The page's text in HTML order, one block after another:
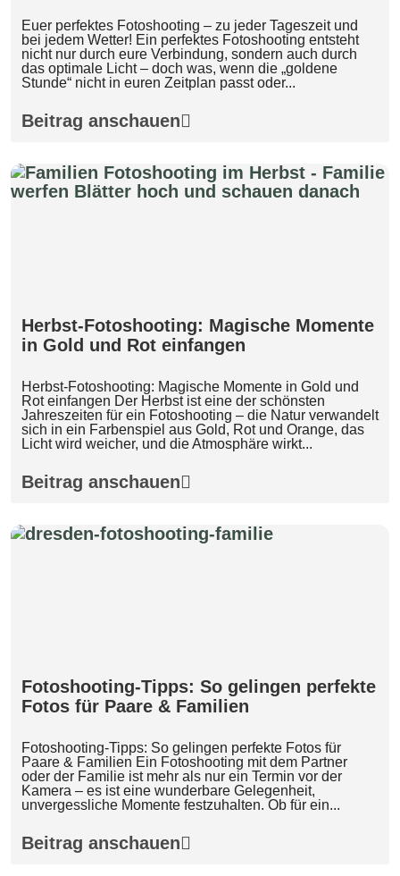
Euer perfektes Fotoshooting – zu jeder Tageszeit und
bei jedem Wetter! Ein perfektes Fotoshooting entsteht
nicht nur durch eure Verbindung, sondern auch durch
das optimale Licht – doch was, wenn die „goldene
Stunde“ nicht in euren Zeitplan passt oder...
Beitrag anschauen
Herbst-Fotoshooting: Magische Momente
in Gold und Rot einfangen
Herbst-Fotoshooting: Magische Momente in Gold und
Rot einfangen Der Herbst ist eine der schönsten
Jahreszeiten für ein Fotoshooting – die Natur verwandelt
sich in ein Farbenspiel aus Gold, Rot und Orange, das
Licht wird weicher, und die Atmosphäre wirkt...
Beitrag anschauen
Fotoshooting-Tipps: So gelingen perfekte
Fotos für Paare & Familien
Fotoshooting-Tipps: So gelingen perfekte Fotos für
Paare & Familien Ein Fotoshooting mit dem Partner
oder der Familie ist mehr als nur ein Termin vor der
Kamera – es ist eine wunderbare Gelegenheit,
unvergessliche Momente festzuhalten. Ob für ein...
Beitrag anschauen